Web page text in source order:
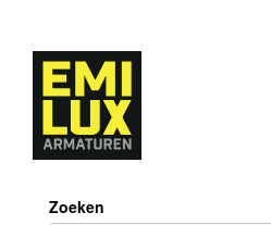
content
Zoeken